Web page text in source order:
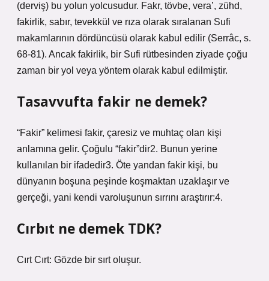
(derviş) bu yolun yolcusudur. Fakr, tövbe, vera’, zühd,
fakirlik, sabır, tevekkül ve rıza olarak sıralanan Sufi
makamlarının dördüncüsü olarak kabul edilir (Serrâc, s.
68-81). Ancak fakirlik, bir Sufi rütbesinden ziyade çoğu
zaman bir yol veya yöntem olarak kabul edilmiştir.
Tasavvufta fakir ne demek?
“Fakir” kelimesi fakir, çaresiz ve muhtaç olan kişi
anlamına gelir. Çoğulu “fakir”dir2. Bunun yerine
kullanılan bir ifadedir3. Öte yandan fakir kişi, bu
dünyanın boşuna peşinde koşmaktan uzaklaşır ve
gerçeği, yani kendi varoluşunun sırrını araştırır:4.
Cırbıt ne demek TDK?
Cırt Cırt: Gözde bir sırt oluşur.